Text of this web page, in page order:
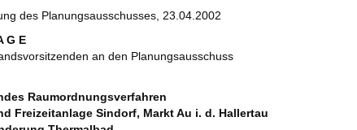
des Planungsausschusses, 23.04.2002
G E
an den Planungsausschuss
Raumordnungsverfahren
Freizeitanlage Sindorf, Markt Au i. d. Hallertau